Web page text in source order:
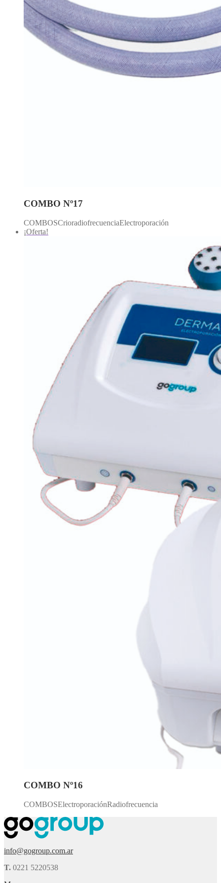
COMBO Nº17
COMBOSCrioradiofrecuenciaElectroporación
¡Oferta!
COMBO Nº16
COMBOSElectroporaciónRadiofrecuencia
info@gogroup.com.ar
T. 0221 5220538